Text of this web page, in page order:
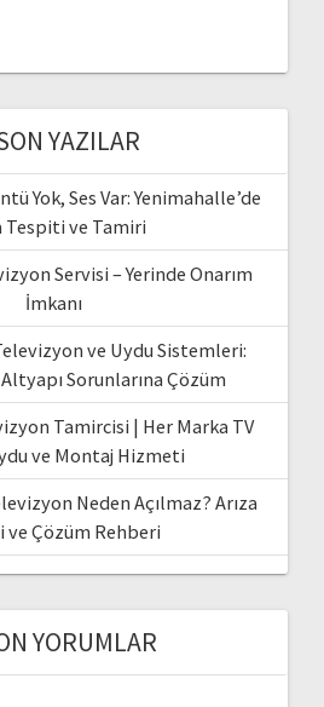
YAZILAR
Yok, Ses Var: Yenimahalle’de
Tespiti ve Tamiri
Servisi – Yerinde Onarım
İmkanı
ve Uydu Sistemleri:
Sorunlarına Çözüm
Tamircisi | Her Marka TV
ve Montaj Hizmeti
Neden Açılmaz? Arıza
ve Çözüm Rehberi
YORUMLAR